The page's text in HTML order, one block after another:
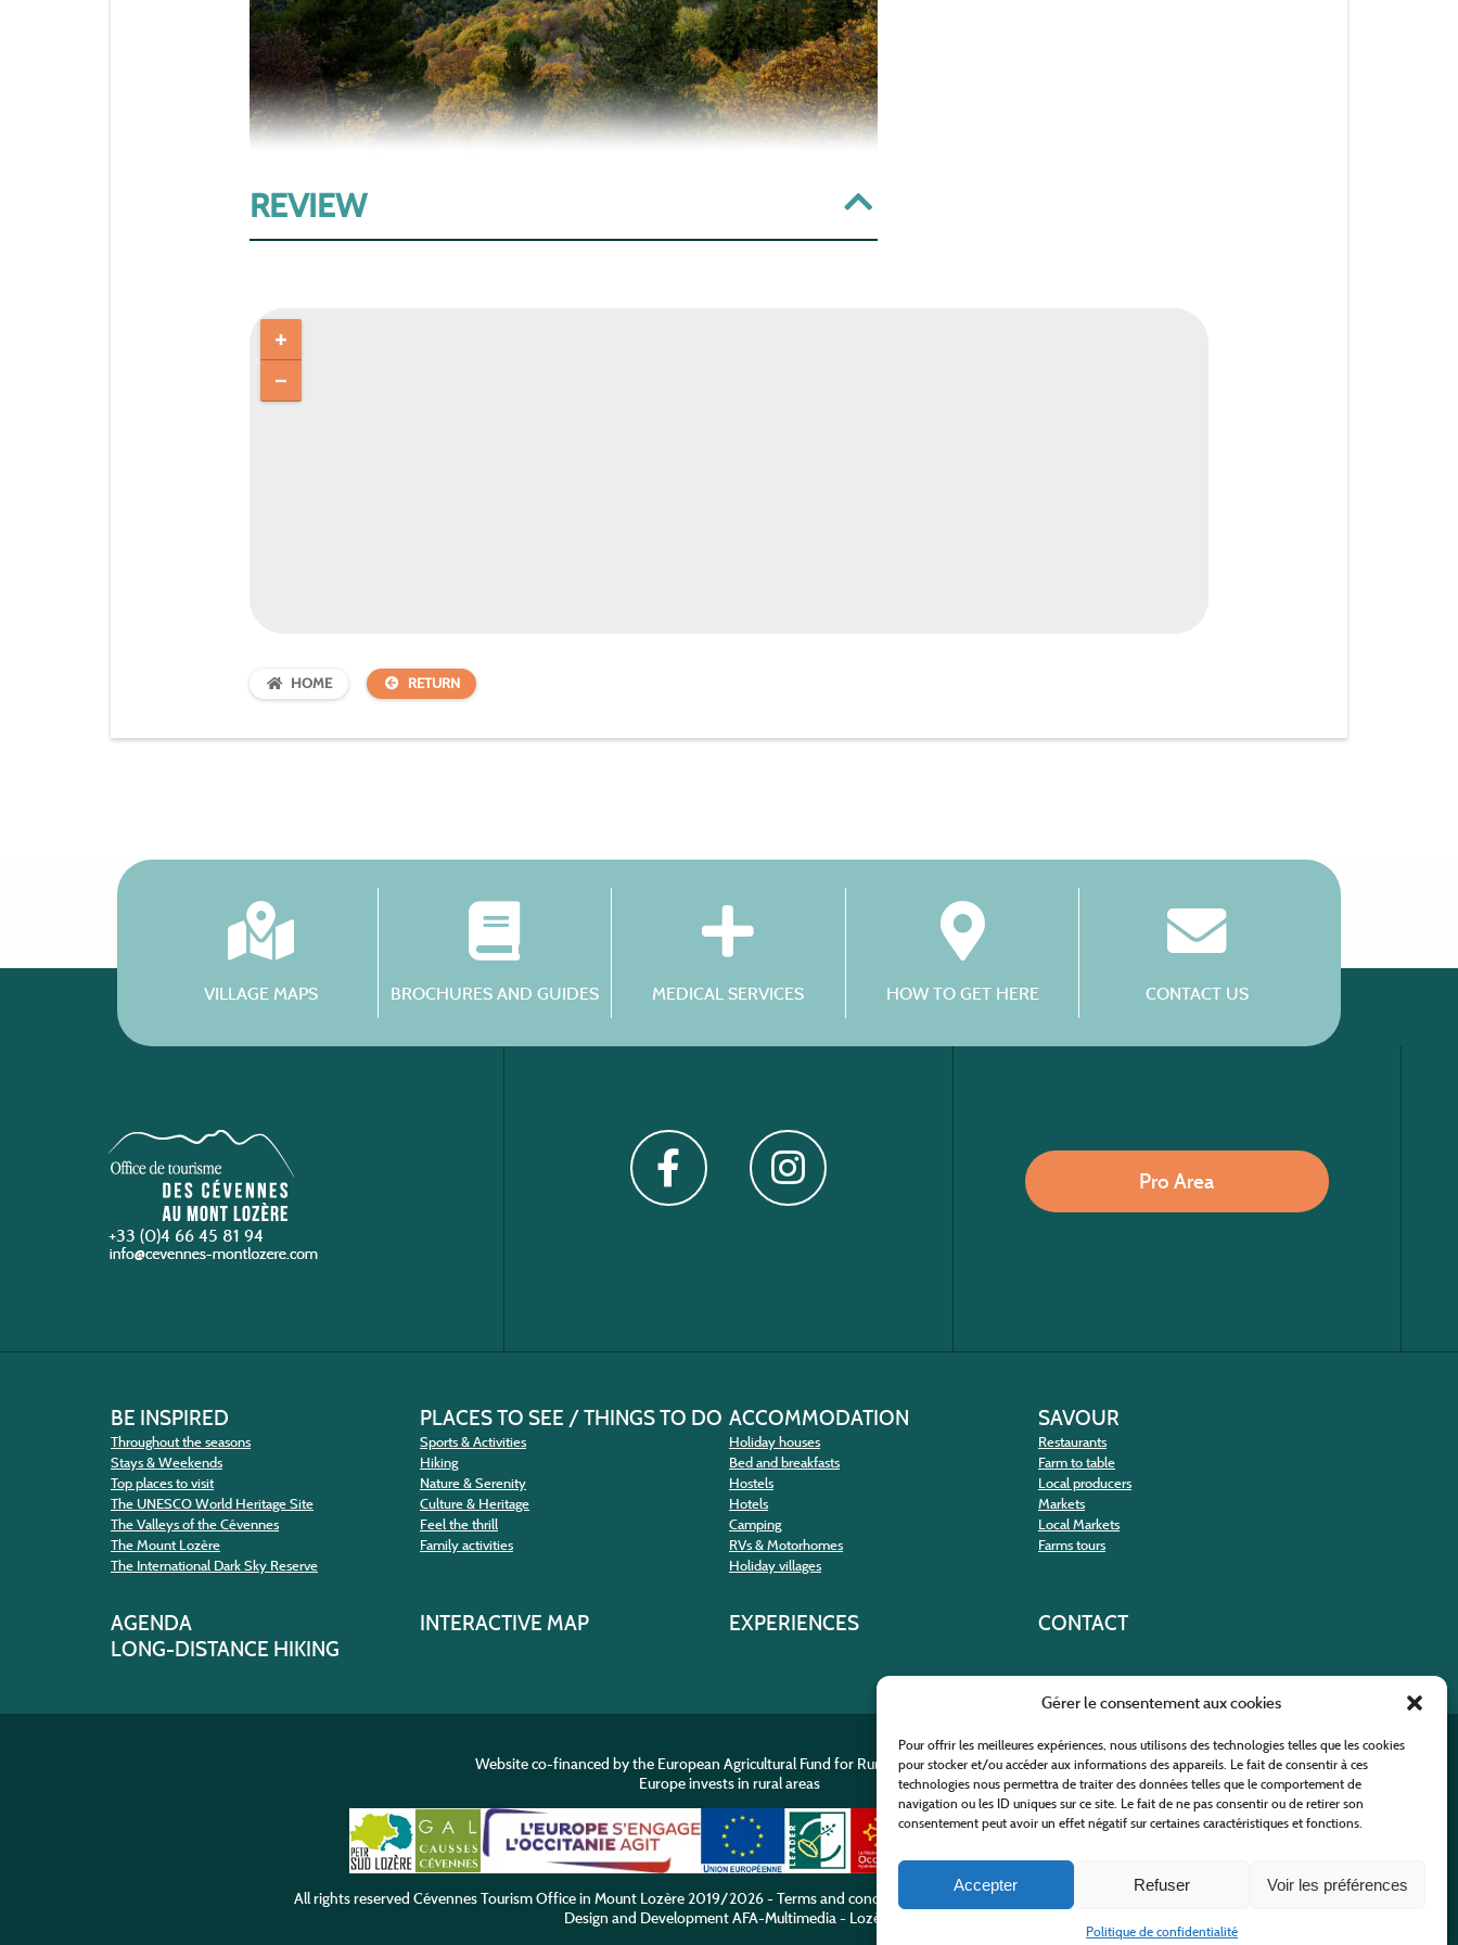
Gérer le consentement aux cookies
Pour offrir les meilleures expériences, nous utilisons des technologies telles que les cookies
pour stocker et/ou accéder aux informations des appareils. Le fait de consentir à ces
technologies nous permettra de traiter des données telles que le comportement de
navigation ou les ID uniques sur ce site. Le fait de ne pas consentir ou de retirer son
consentement peut avoir un effet négatif sur certaines caractéristiques et fonctions.
Accepter Refuser Voir les préférences
Politique de confidentialité
REVIEW
HOME RETURN
VILLAGE MAPS BROCHURES AND GUIDES MEDICAL SERVICES HOW TO GET HERE CONTACT US
+33 (0)4 66 45 81 94
Pro Area
BE INSPIRED
Throughout the seasons
Stays & Weekends
Top places to visit
The UNESCO World Heritage Site
The Valleys of the Cévennes
The Mount Lozère
The International Dark Sky Reserve
PLACES TO SEE / THINGS TO DO
Sports & Activities
Hiking
Nature & Serenity
Culture & Heritage
Feel the thrill
Family activities
ACCOMMODATION
Holiday houses
Bed and breakfasts
Hostels
Hotels
Camping
RVs & Motorhomes
Holiday villages
SAVOUR
Restaurants
Farm to table
Local producers
Markets
Local Markets
Farms tours
AGENDA INTERACTIVE MAP EXPERIENCES
CONTACT
LONG-DISTANCE HIKING
Website co-financed by the European Agricultural Fund for Rural Development
Europe invests in rural areas
All rights reserved Cévennes Tourism Office in Mount Lozère2019/2026 -Terms and condition Privacy Policy
Design and DevelopmentAFA-Multimedia- Lozère